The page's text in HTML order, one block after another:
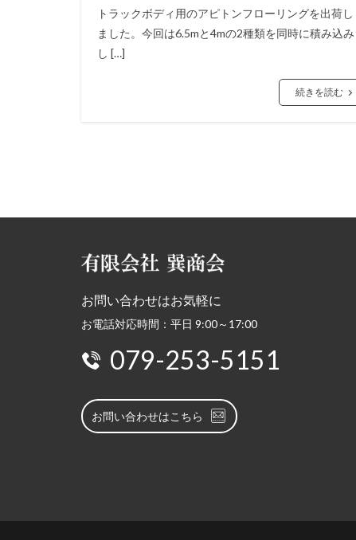
トラックボディ用のアピトンフローリングを出荷し
ました。今回は6.5mと4mの2種類を同時に積み込み
し […]
続きを読む
お問い合わせはお気軽に
お電話対応時間：平日 9:00～17:00
079-253-5151
お問い合わせはこちら